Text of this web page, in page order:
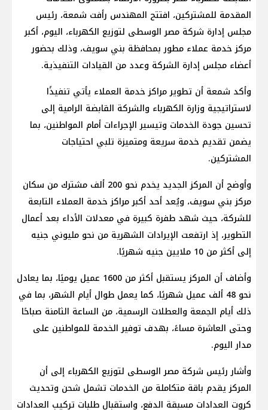
المقدمة للمشتركين، افتتح المهندس رأفت شمعة، رئيس
مجلس إدارة شركة مصر الوسطى لتوزيع الكهرباء، اليوم، أكبر
مركز خدمة عملاء مطور بمحافظة بني سويف، وذلك بحضور
أعضاء مجلس إدارة الشركة وعدد من القيادات التنفيذية.
وأكد شمعة أن تطوير مراكز خدمة العملاء يأتي تنفيذًا
لاستراتيجية وزارة الكهرباء والشركة القابضة الرامية إلى
تحسين جودة الخدمات وتيسير الإجراءات أمام المواطنين، بما
يضمن تقديم خدمة سريعة ومتميزة تلبي احتياجات
المشتركين.
وأوضح أن المركز الجديد يخدم نحو 200 ألف مشترك من سكان
مركز بني سويف، ويُعد أحد أكبر مراكز خدمة العملاء التابعة
للشركة، حيث شهد طفرة كبيرة في معدلات الأداء بعد أعمال
التطوير، إذ ارتفعت الإيرادات الشهرية من نحو مليوني جنيه
إلى أكثر من 10 ملايين جنيه شهريًا.
وأضاف أن المركز يستقبل أكثر من 1600 عميل يوميًا، بما يعادل
نحو 48 ألف عميل شهريًا، كما يعمل طوال أيام الشهر، بما في
ذلك أيام الجمعة والعطلات الرسمية، من الساعة الثامنة صباحًا
وحتى العاشرة مساءً، بهدف توفير الخدمة للمواطنين على
مدار اليوم.
وأشار رئيس شركة مصر الوسطى لتوزيع الكهرباء إلى أن
المركز يقدم باقة متكاملة من الخدمات تشمل شحن وتحديث
كروت العدادات مسبقة الدفع، واستقبال طلبات تركيب العدادات